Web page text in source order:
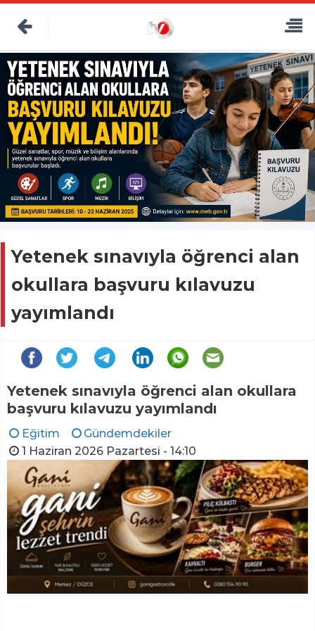
Yetenek sınavıyla öğrenci alan
okullara başvuru kılavuzu
yayımlandı
Yetenek sınavıyla öğrenci alan okullara
başvuru kılavuzu yayımlandı
Eğitim
Gündemdekiler
1 Haziran 2026 Pazartesi - 14:10